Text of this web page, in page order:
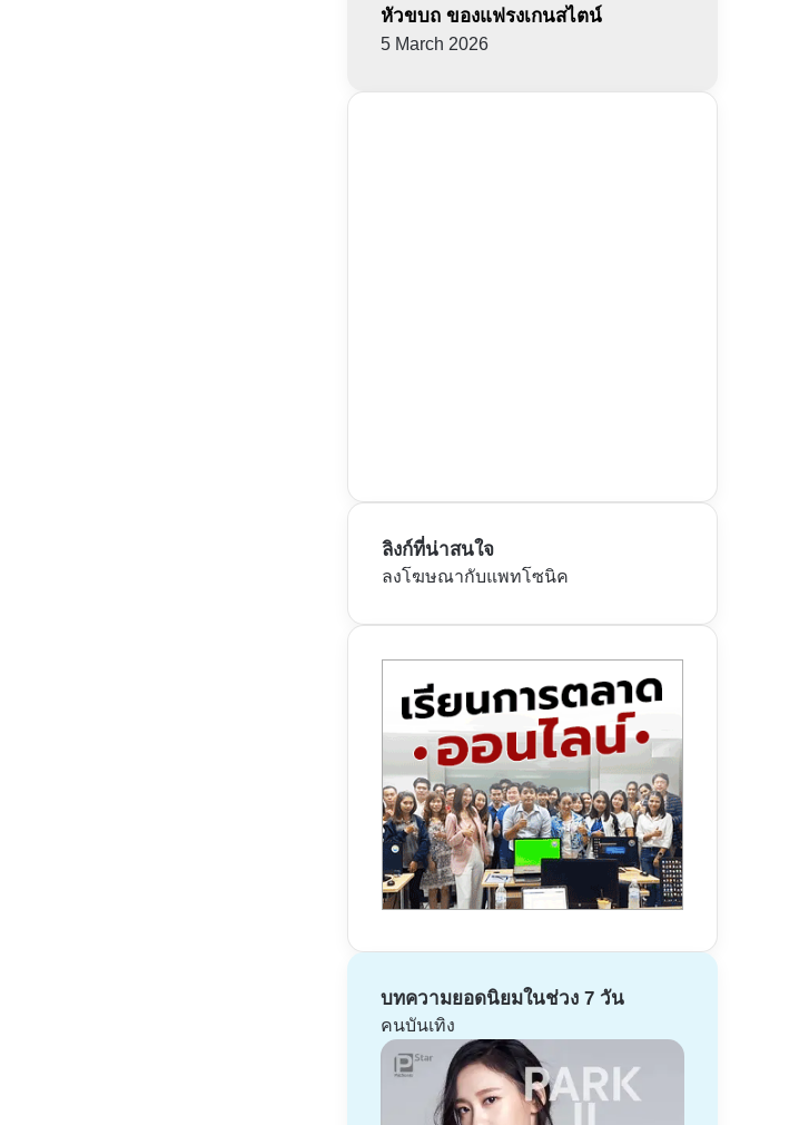
หัวขบถ ของแฟรงเกนสไตน์
5 March 2026
ลิงก์ที่น่าสนใจ
ลงโฆษณากับแพทโซนิค
บทความยอดนิยมในช่วง 7 วัน
คนบันเทิง